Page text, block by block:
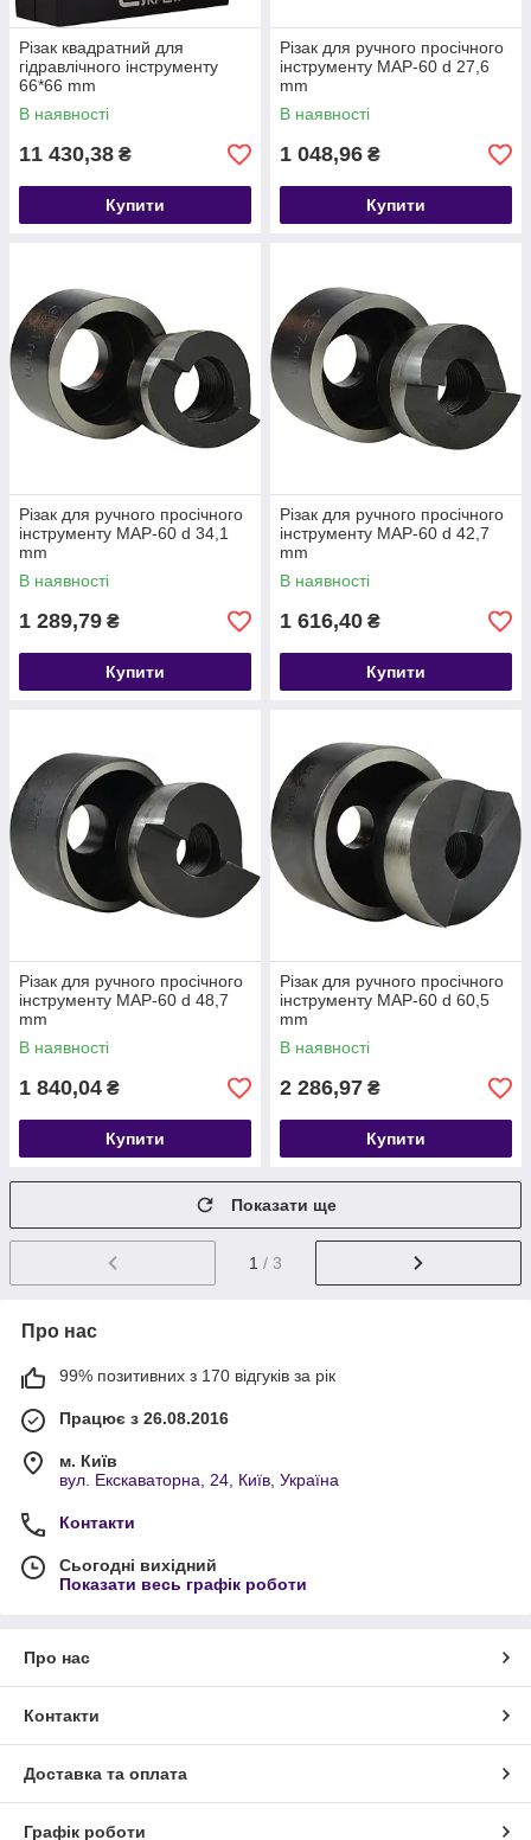
Різак квадратний для
гідравлічного інструменту
66*66 mm
В наявності
11 430,38 ₴
Купити
Різак для ручного просічного
інструменту МАР-60 d 27,6
mm
В наявності
1 048,96 ₴
Купити
Різак для ручного просічного
інструменту МАР-60 d 34,1
mm
В наявності
1 289,79 ₴
Купити
Різак для ручного просічного
інструменту МАР-60 d 42,7
mm
В наявності
1 616,40 ₴
Купити
Різак для ручного просічного
інструменту МАР-60 d 48,7
mm
В наявності
1 840,04 ₴
Купити
Різак для ручного просічного
інструменту МАР-60 d 60,5
mm
В наявності
2 286,97 ₴
Купити
Показати ще
1 / 3
Про нас
99% позитивних з 170 відгуків за рік
Працює з 26.08.2016
м. Київ
вул. Екскаваторна, 24, Київ, Україна
Контакти
Сьогодні вихідний
Показати весь графік роботи
Про нас
Контакти
Доставка та оплата
Графік роботи